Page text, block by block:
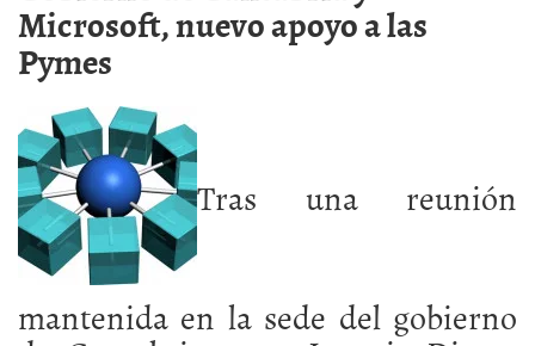
Microsoft, nuevo apoyo a las
Pymes
Tras una reunión
mantenida en la sede del gobierno